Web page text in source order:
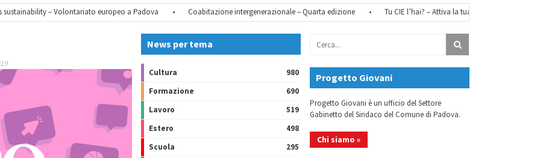
– Volontariato europeo a Padova Coabitazione intergenerazionale – Quarta edizione Tu CIE l’hai? – Attiva la tua identità digitale
News per tema
Cultura
980
Formazione
690
Lavoro
519
Estero
498
Scuola
295
Progetto Giovani
Progetto Giovani è un ufficio del Settore
Gabinetto del Sindaco del Comune di Padova.
Chi siamo »